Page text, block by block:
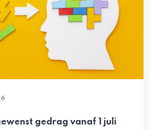
gedrag vanaf 1 juli